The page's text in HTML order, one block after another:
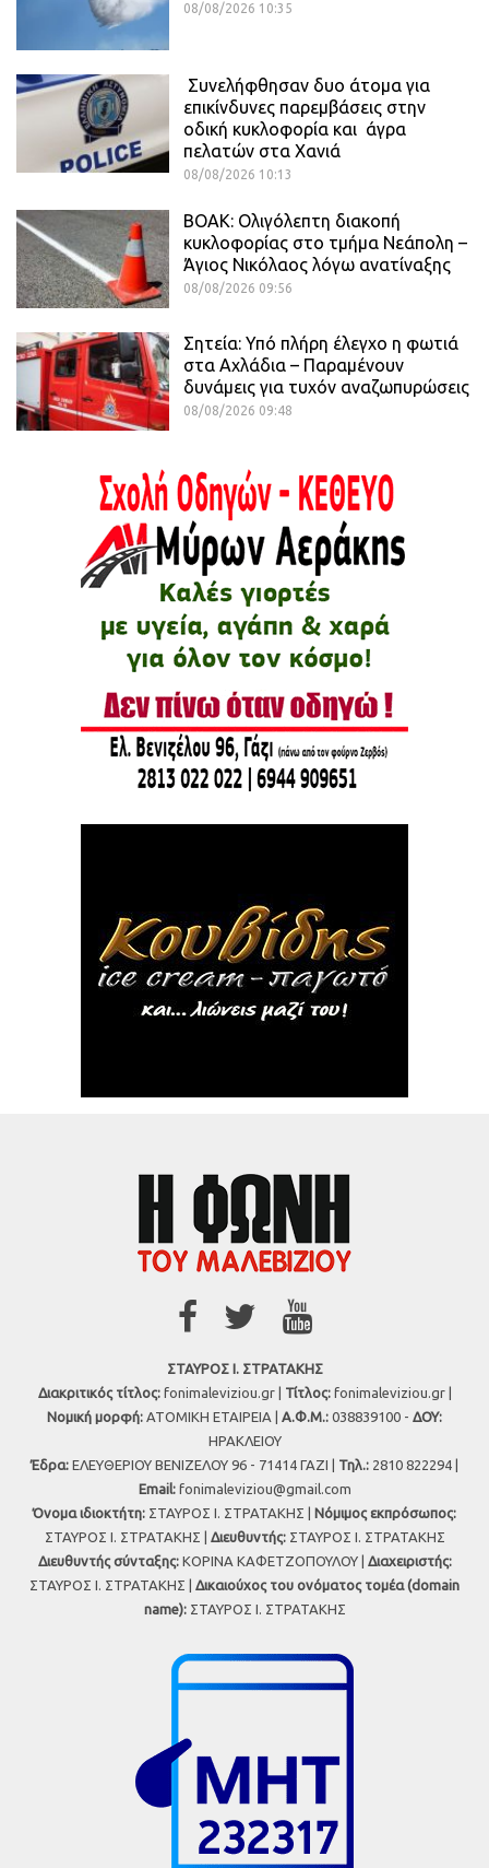
08/08/2026 10:35
Συνελήφθησαν δυο άτομα για
επικίνδυνες παρεμβάσεις στην
οδική κυκλοφορία και άγρα
πελατών στα Χανιά
08/08/2026 10:13
ΒΟΑΚ: Ολιγόλεπτη διακοπή
κυκλοφορίας στο τμήμα Νεάπολη –
Άγιος Νικόλαος λόγω ανατίναξης
08/08/2026 09:56
Σητεία: Υπό πλήρη έλεγχο η φωτιά
στα Αχλάδια – Παραμένουν
δυνάμεις για τυχόν αναζωπυρώσεις
08/08/2026 09:48
ΣΤΑΥΡΟΣ Ι. ΣΤΡΑΤΑΚΗΣ
Διακριτικός τίτλος:fonimaleviziou.gr | Τίτλος:fonimaleviziou.gr |
Νομική μορφή: ΑΤΟΜΙΚΗ ΕΤΑΙΡΕΙΑ | Α.Φ.Μ.: 038839100 - ΔΟΥ:
ΗΡΑΚΛΕΙΟΥ
Έδρα: ΕΛΕΥΘΕΡΙΟΥ ΒΕΝΙΖΕΛΟΥ 96 - 71414 ΓΑΖΙ | Τηλ.: 2810 822294 |
Εmail: fonimaleviziou@gmail.com
Όνομα ιδιοκτήτη: ΣΤΑΥΡΟΣ Ι. ΣΤΡΑΤΑΚΗΣ | Νόμιμος εκπρόσωπος:
ΣΤΑΥΡΟΣ Ι. ΣΤΡΑΤΑΚΗΣ | Διευθυντής:ΣΤΑΥΡΟΣ Ι. ΣΤΡΑΤΑΚΗΣ
Διευθυντής σύνταξης:ΚΟΡΙΝΑ ΚΑΦΕΤΖΟΠΟΥΛΟΥ | Διαχειριστής:
ΣΤΑΥΡΟΣ Ι. ΣΤΡΑΤΑΚΗΣ | Δικαιούχος του ονόματος τομέα (domain
name):ΣΤΑΥΡΟΣ Ι. ΣΤΡΑΤΑΚΗΣ